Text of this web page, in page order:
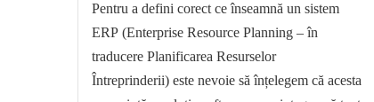
Pentru a defini corect ce înseamnă un sistem
ERP (Enterprise Resource Planning – în
traducere Planificarea Resurselor
Întreprinderii) este nevoie să înțelegem că acesta